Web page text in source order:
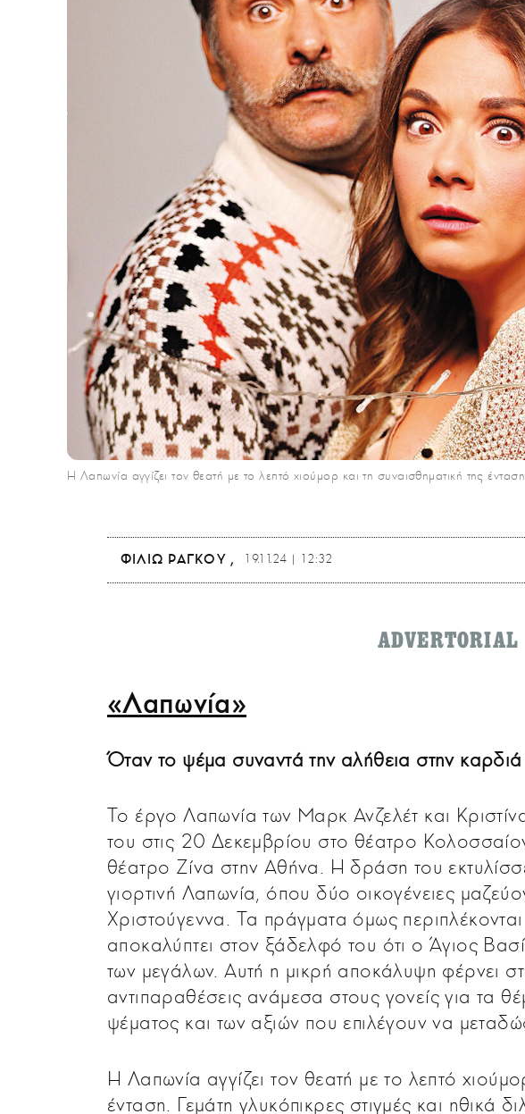
Η Λαπωνία αγγίζει τον θεατή με το λεπτό χιούμορ και τη συναισθηματική της
ΦΙΛΙΏ ΡΆΓΚΟΥ 19.11.24 | 12:32
ADVERTORIAL
«Λαπωνία»
Όταν το ψέμα συναντά την αλήθεια στην
Το έργο Λαπωνία των Μαρκ Ανζελέτ και
του στις 20 Δεκεμβρίου στο θέατρο
θέατρο Ζίνα στην Αθήνα. Η δράση του
γιορτινή Λαπωνία, όπου δύο οικογένειες
Χριστούγεννα. Τα πράγματα όμως
αποκαλύπτει στον ξάδελφό του ότι ο Άγιος
των μεγάλων. Αυτή η μικρή αποκάλυψη φέρνει
αντιπαραθέσεις ανάμεσα στους γονείς για τα
ψέματος και των αξιών που επιλέγουν να
Η Λαπωνία αγγίζει τον θεατή με το λεπτό
ένταση. Γεμάτη γλυκόπικρες στιγμές και ηθικά